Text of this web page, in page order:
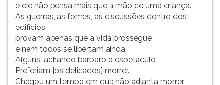
e ele não pensa mais que a mão de uma criança.
As guerras, as fomes, as discussões dentro dos
edifícios
provam apenas que a vida prossegue
e nem todos se libertam ainda.
Alguns, achando bárbaro o espetáculo
Preferiam [os delicados] morrer.
Chegou um tempo em que não adianta morrer.